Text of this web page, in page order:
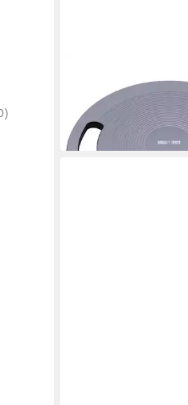
Balanceboard Balance
Griffen in Schwarz/
17,99 €
in 4-5 Werktagen bei dir